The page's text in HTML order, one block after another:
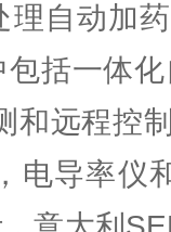
理自动加
括一体
和远程控
电导率仪